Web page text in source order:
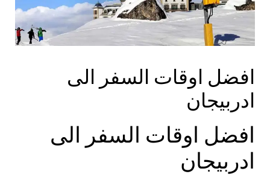
افضل اوقات السفر الى
ادربيجان
افضل اوقات السفر الى
ادربيجان